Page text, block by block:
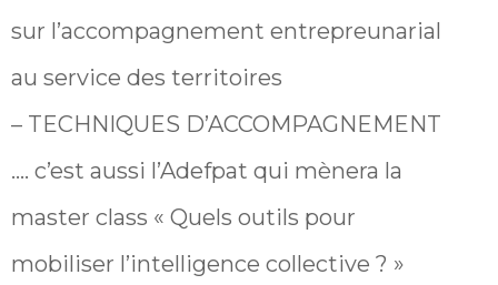
sur l’accompagnement entrepreunarial
au service des territoires
– TECHNIQUES D’ACCOMPAGNEMENT
…. c’est aussi l’Adefpat qui mènera la
master class « Quels outils pour
mobiliser l’intelligence collective ? »